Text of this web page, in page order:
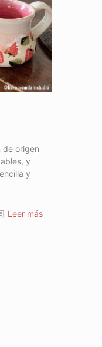
de origen
y
y
Leer más